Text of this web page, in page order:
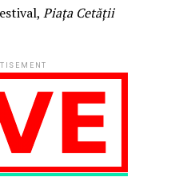
Piața Cetății